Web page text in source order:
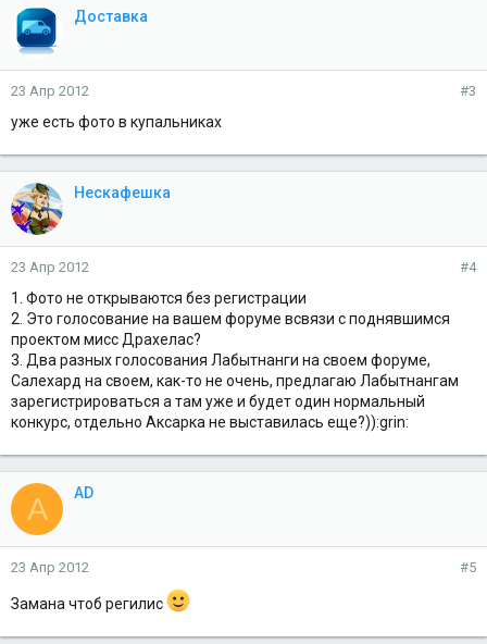
Доставка
23 Апр 2012 #3
уже есть фото в купальниках
Нескафешка
23 Апр 2012 #4
1. Фото не открываются без регистрации
2. Это голосование на вашем форуме всвязи с поднявшимся
проектом мисс Драхелас?
3. Два разных голосования Лабытнанги на своем форуме,
Салехард на своем, как-то не очень, предлагаю Лабытнангам
зарегистрироваться а там уже и будет один нормальный
конкурс, отдельно Аксарка не выставилась еще?)):grin:
A AD
23 Апр 2012 #5
Замана чтоб регилис